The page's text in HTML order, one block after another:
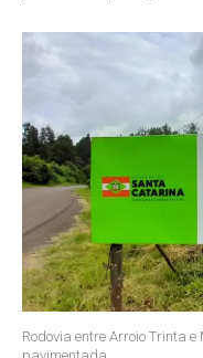
Rodovia entre Arroio Trinta